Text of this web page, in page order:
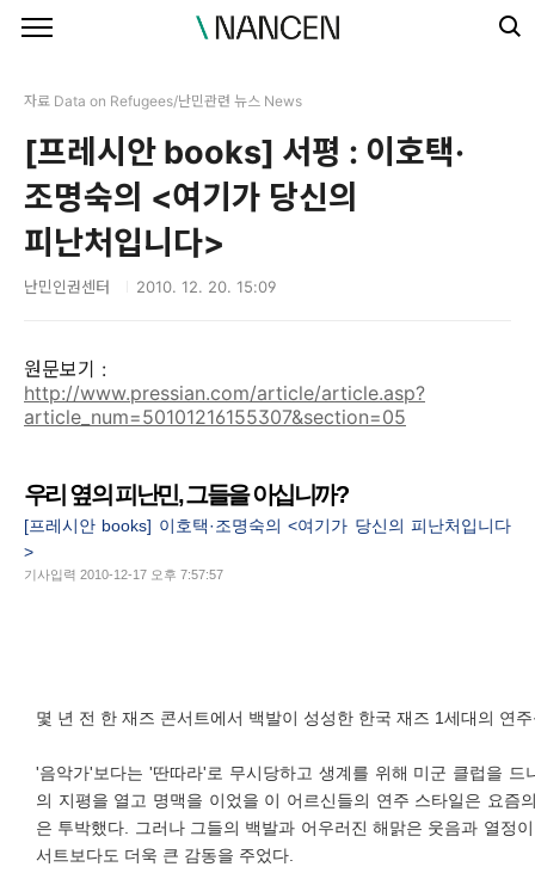
자료 Data on Refugees/난민관련 뉴스 News
[프레시안 books] 서평 : 이호택·
조명숙의 <여기가 당신의
피난처입니다>
난민인권센터 2010. 12. 20. 15:09
원문보기 :
http://www.pressian.com/article/article.asp?
article_num=50101216155307&section=05
우리 옆의 피난민, 그들을 아십니까?
[프레시안 books] 이호택·조명숙의 <여기가 당신의 피난처입니다
>
기사입력 2010-12-17 오후 7:57:57
몇 년 전 한 재즈 콘서트에서 백발이 성성한 한국 재즈 1세대의 연
'음악가'보다는 '딴따라'로 무시당하고 생계를 위해 미군 클럽을 드
의 지평을 열고 명맥을 이었을 이 어르신들의 연주 스타일은 요즘
은 투박했다. 그러나 그들의 백발과 어우러진 해맑은 웃음과 열정
서트보다도 더욱 큰 감동을 주었다.